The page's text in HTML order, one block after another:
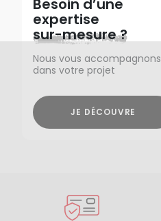
expertise
sur-mesure ?
Nous vous accompagnons
dans votre projet
JE DÉCOUVRE